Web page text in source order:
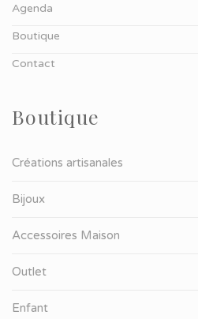
Agenda
Boutique
Contact
Boutique
Créations artisanales
Bijoux
Accessoires Maison
Outlet
Enfant